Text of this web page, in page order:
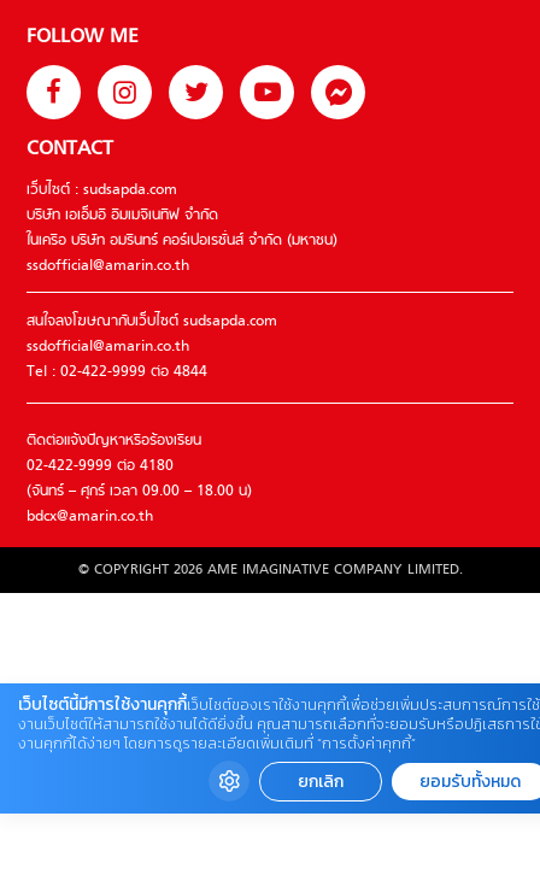
FOLLOW ME
CONTACT
เว็บไซต์ : sudsapda.com
บริษัท เอเอ็มอี อิมเมจิเนทีฟ จำกัด
ในเครือ บริษัท อมรินทร์ คอร์เปอเรชั่นส์ จำกัด (มหาชน)
ssdofficial@amarin.co.th
สนใจลงโฆษณากับเว็บไซต์ sudsapda.com
ssdofficial@amarin.co.th
Tel : 02-422-9999 ต่อ 4844
ติดต่อแจ้งปัญหาหรือร้องเรียน
02-422-9999 ต่อ 4180
(จันทร์ – ศุกร์ เวลา 09.00 – 18.00 น)
bdcx@amarin.co.th
© COPYRIGHT 2026 AME IMAGINATIVE COMPANY LIMITED.
เว็บไซต์นี้มีการใช้งานคุกกี้เว็บไซต์ของเราใช้งานคุกกี้เพื่อช่วยเพิ่มประสบการณ์การใช้
งานเว็บไซต์ให้สามารถใช้งานได้ดียิ่งขึ้น คุณสามารถเลือกที่จะยอมรับหรือปฏิเสธการใ
งานคุกกี้ได้ง่ายๆ โดยการดูรายละเอียดเพิ่มเติมที่ “การตั้งค่าคุกกี้”
ยกเลิก ยอมรับทั้งหมด